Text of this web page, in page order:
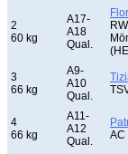
2
60 kg
A17-
A18
Qual.
3
66 kg
A9-
A10
Qual.
4
66 kg
A11-
A12
Qual.
AC